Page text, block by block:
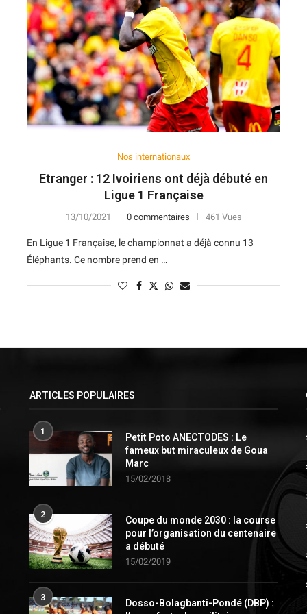
Nos internationaux
Etranger : 12 Ivoiriens ont déjà débuté en
Ligue 1 Française
13/10/2021 0 commentaires 461 Vues
En Ligue 1 Française, le championnat a déjà connu 13
Éléphants. Ce nombre prend en …
14 V D D D N
12 N D N V V
13 D N V D D
14 D D D D D
ARTICLES POPULAIRES
1
Petit Poto ANECTODES : Le
fameux but miraculeux de Goua
Marc
15/02/2018
2
Coupe du monde 2030 : la course
pour l’organisation du centenaire
a débuté
15/02/2019
3
Dosso-Bolagbanti-Pondé (DBP) :